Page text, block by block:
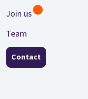
Join us
Team
Contact